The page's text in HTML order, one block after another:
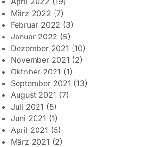
März 2022 (7)
Februar 2022 (3)
Januar 2022 (5)
Dezember 2021 (10)
November 2021 (2)
Oktober 2021 (1)
September 2021 (13)
August 2021 (7)
Juli 2021 (5)
Juni 2021 (1)
April 2021 (5)
März 2021 (2)